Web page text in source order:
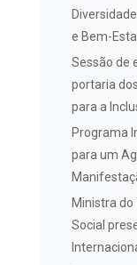
e Bem-
Sessão de
portaria
para a
Programa
para um
Ministra
Social